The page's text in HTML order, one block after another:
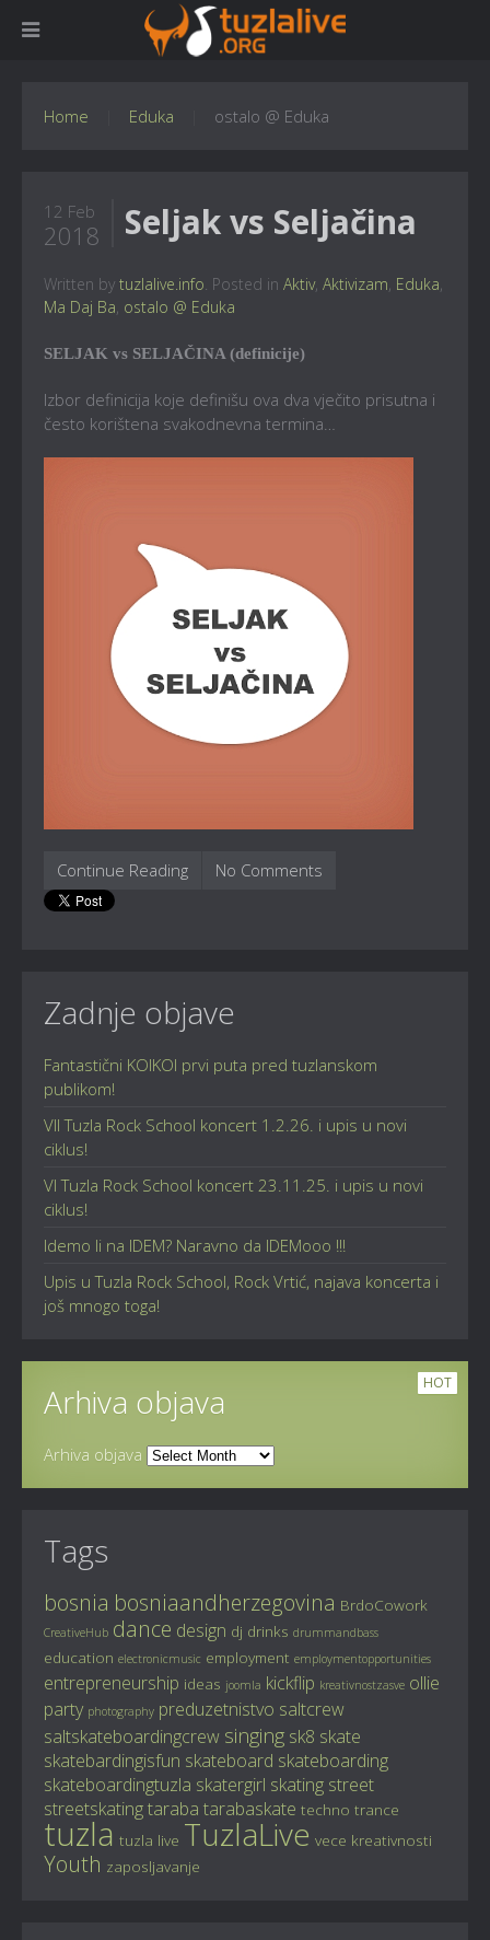
Home Eduka ostalo @ Eduka
12 Feb
2018 Seljak vs Seljačina
Written by tuzlalive.info. Posted in Aktiv, Aktivizam, Eduka,
Ma Daj Ba, ostalo @ Eduka
SELJAK vs SELJAČINA (definicije)
Izbor definicija koje definišu ova dva vječito prisutna i
često korištena svakodnevna termina…
Continue Reading No Comments
Zadnje objave
Fantastični KOIKOI prvi puta pred tuzlanskom
publikom!
VII Tuzla Rock School koncert 1.2.26. i upis u novi
ciklus!
VI Tuzla Rock School koncert 23.11.25. i upis u novi
ciklus!
Idemo li na IDEM? Naravno da IDEMooo !!!
Upis u Tuzla Rock School, Rock Vrtić, najava koncerta i
još mnogo toga!
HOT
Arhiva objava
Arhiva objava
Tags
bosnia bosniaandherzegovina BrdoCowork
CreativeHub dance design dj drinks drummandbass
education electronicmusic employment employmentopportunities
entrepreneurship ideas joomla kickflip kreativnostzasve ollie
party photography preduzetnistvo saltcrew
saltskateboardingcrew singing sk8 skate
skatebardingisfun skateboard skateboarding
skateboardingtuzla skatergirl skating street
streetskatingtaraba tarabaskate techno trance
tuzla tuzla live TuzlaLive vece kreativnosti
Youth zaposljavanje